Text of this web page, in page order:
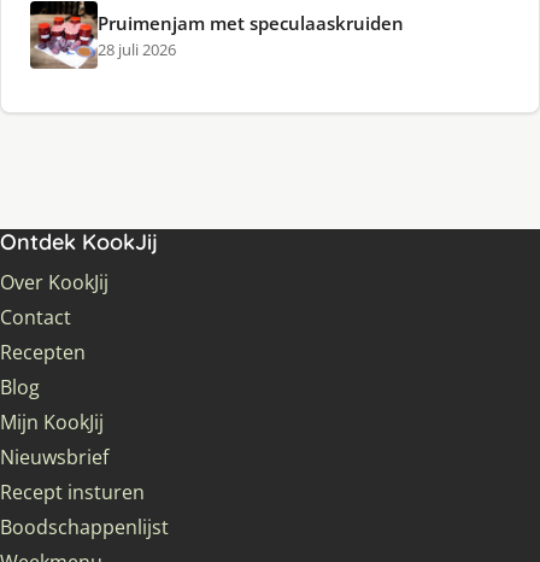
Pruimenjam met speculaaskruiden
28 juli 2026
Ontdek KookJij
Over KookJij
Contact
Recepten
Blog
Mijn KookJij
Nieuwsbrief
Recept insturen
Boodschappenlijst